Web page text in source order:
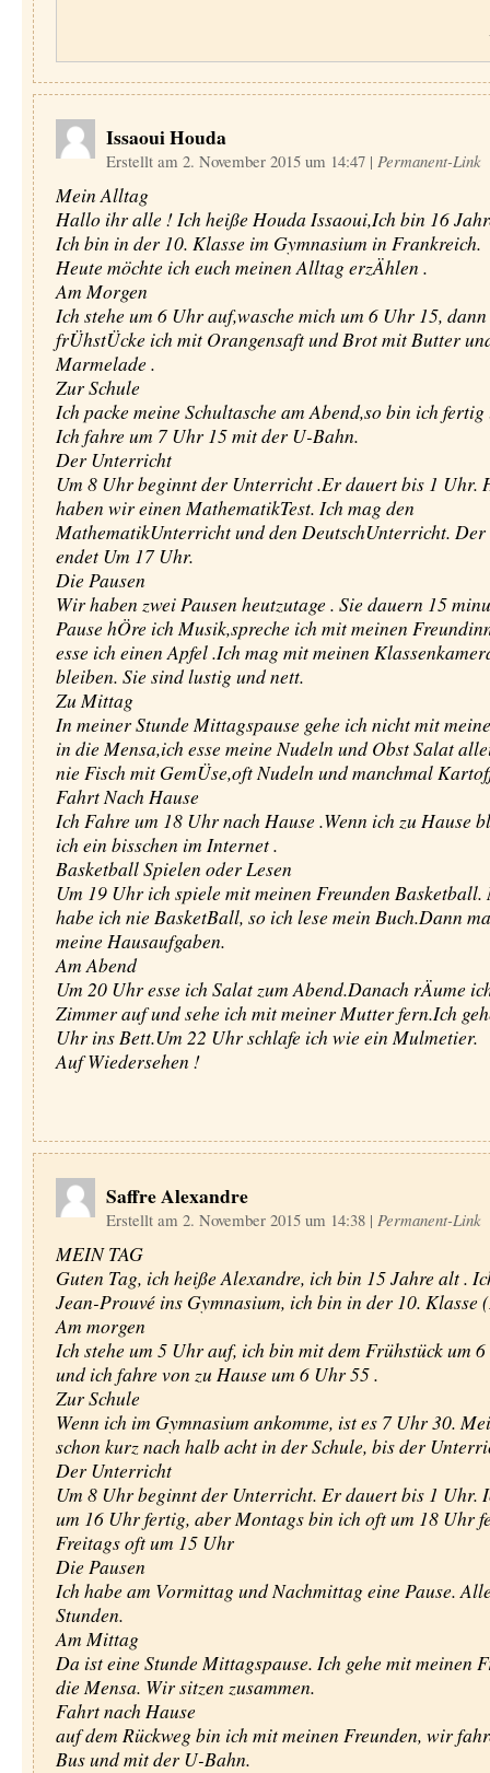
Issaoui Houda
Erstellt am 2. November 2015 um 14:47 | Permanent-Link
Mein Alltag
Hallo ihr alle ! Ich heiße Houda Issaoui,Ich bin 16
Ich bin in der 10. Klasse im Gymnasium in Frankreich.
Heute möchte ich euch meinen Alltag erzÄhlen .
Am Morgen
Ich stehe um 6 Uhr auf,wasche mich um 6 Uhr 15, dann
frÜhstÜcke ich mit Orangensaft und Brot mit Butter
Marmelade .
Zur Schule
Ich packe meine Schultasche am Abend,so bin ich
Ich fahre um 7 Uhr 15 mit der U-Bahn.
Der Unterricht
Um 8 Uhr beginnt der Unterricht .Er dauert bis 1 Uhr.
haben wir einen MathematikTest. Ich mag den
MathematikUnterricht und den DeutschUnterricht.
endet Um 17 Uhr.
Die Pausen
Wir haben zwei Pausen heutzutage . Sie dauern 15
Pause hÖre ich Musik,spreche ich mit meinen
esse ich einen Apfel .Ich mag mit meinen
bleiben. Sie sind lustig und nett.
Zu Mittag
In meiner Stunde Mittagspause gehe ich nicht mit
in die Mensa,ich esse meine Nudeln und Obst Salat
nie Fisch mit GemÜse,oft Nudeln und manchmal
Fahrt Nach Hause
Ich Fahre um 18 Uhr nach Hause .Wenn ich zu Hause
ich ein bisschen im Internet .
Basketball Spielen oder Lesen
Um 19 Uhr ich spiele mit meinen Freunden Basketball.
habe ich nie BasketBall, so ich lese mein Buch.Dann
meine Hausaufgaben.
Am Abend
Um 20 Uhr esse ich Salat zum Abend.Danach rÄume
Zimmer auf und sehe ich mit meiner Mutter fern.Ich
Uhr ins Bett.Um 22 Uhr schlafe ich wie ein Mulmetier.
Auf Wiedersehen !
Saffre Alexandre
Erstellt am 2. November 2015 um 14:38 | Permanent-Link
MEIN TAG
Guten Tag, ich heiße Alexandre, ich bin 15 Jahre alt .
Jean-Prouvé ins Gymnasium, ich bin in der 10. Klasse
Am morgen
Ich stehe um 5 Uhr auf, ich bin mit dem Frühstück um
und ich fahre von zu Hause um 6 Uhr 55 .
Zur Schule
Wenn ich im Gymnasium ankomme, ist es 7 Uhr 30.
schon kurz nach halb acht in der Schule, bis der
Der Unterricht
Um 8 Uhr beginnt der Unterricht. Er dauert bis 1 Uhr.
um 16 Uhr fertig, aber Montags bin ich oft um 18 Uhr
Freitags oft um 15 Uhr
Die Pausen
Ich habe am Vormittag und Nachmittag eine Pause.
Stunden.
Am Mittag
Da ist eine Stunde Mittagspause. Ich gehe mit meinen
die Mensa. Wir sitzen zusammen.
Fahrt nach Hause
auf dem Rückweg bin ich mit meinen Freunden, wir
Bus und mit der U-Bahn.